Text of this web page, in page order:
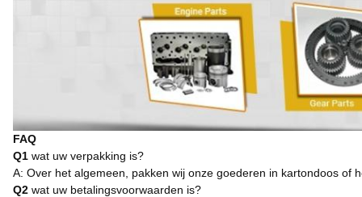
FAQ
Q1 wat uw verpakking is?
A: Over het algemeen, pakken wij onze goederen in kartondoos of
Q2 wat uw betalingsvoorwaarden is?